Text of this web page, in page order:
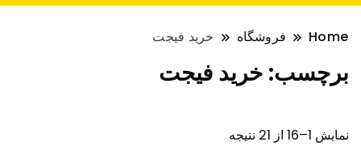
Home فروشگاه خرید فیجت
برچسب: خرید فیجت
نمایش 1–16 از 21 نتیجه